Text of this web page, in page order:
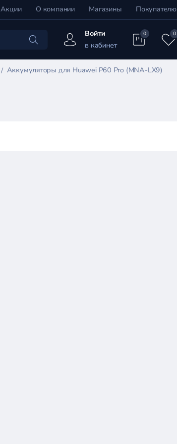
Акции О компании Магазины Покупателю
Войти
в кабинет
0 0
Аккумуляторы для Huawei P60 Pro (MNA-LX9)